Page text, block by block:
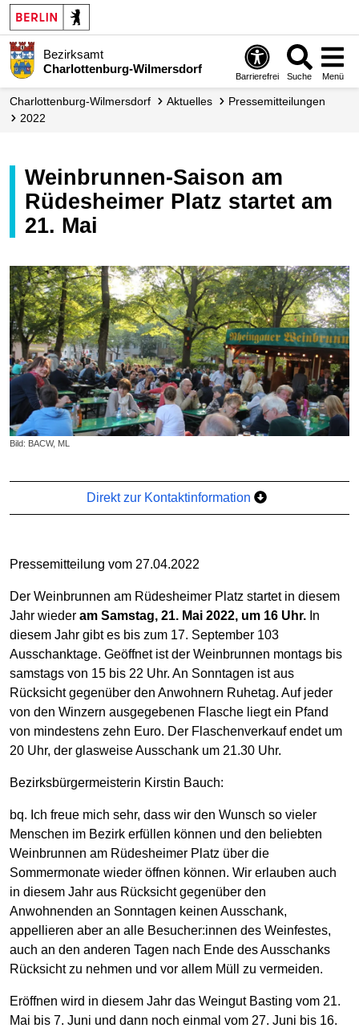
Bezirksamt
Charlottenburg-Wilmersdorf
Barrierefrei Suche Menü
Charlottenburg-Wilmersdorf Aktuelles
Presse­mitteilungen
2022
Weinbrunnen-Saison am
Rüdesheimer Platz startet am
21. Mai
Bild: BACW, ML
Direkt zur Kontaktinformation
Pressemitteilung vom 27.04.2022
Der Weinbrunnen am Rüdesheimer Platz startet in diesem
Jahr wieder am Samstag, 21. Mai 2022, um 16 Uhr. In
diesem Jahr gibt es bis zum 17. September 103
Ausschanktage. Geöffnet ist der Weinbrunnen montags bis
samstags von 15 bis 22 Uhr. An Sonntagen ist aus
Rücksicht gegenüber den Anwohnern Ruhetag. Auf jeder
von den Winzern ausgegebenen Flasche liegt ein Pfand
von mindestens zehn Euro. Der Flaschenverkauf endet um
20 Uhr, der glasweise Ausschank um 21.30 Uhr.
Bezirksbürgermeisterin Kirstin Bauch:
bq. Ich freue mich sehr, dass wir den Wunsch so vieler
Menschen im Bezirk erfüllen können und den beliebten
Weinbrunnen am Rüdesheimer Platz über die
Sommermonate wieder öffnen können. Wir erlauben auch
in diesem Jahr aus Rücksicht gegenüber den
Anwohnenden an Sonntagen keinen Ausschank,
appellieren aber an alle Besucher:innen des Weinfestes,
auch an den anderen Tagen nach Ende des Ausschanks
Rücksicht zu nehmen und vor allem Müll zu vermeiden.
Eröffnen wird in diesem Jahr das Weingut Basting vom 21.
Mai bis 7. Juni und dann noch einmal vom 27. Juni bis 16.